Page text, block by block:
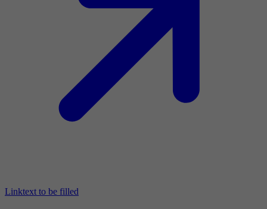
Linktext to be filled